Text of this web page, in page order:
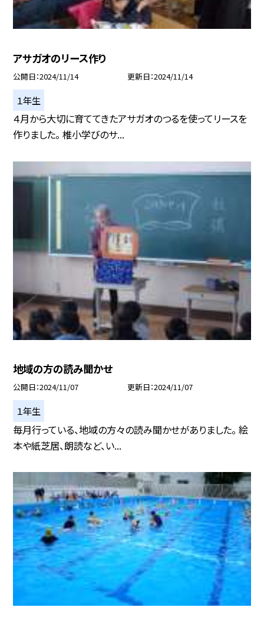
アサガオのリース作り
公開日 2024/11/14 更新日 2024/11/14
１年生
４月から大切に育ててきたアサガオのつるを使ってリースを
作りました。 椎小学びのサ...
地域の方の読み聞かせ
公開日 2024/11/07 更新日 2024/11/07
１年生
毎月行っている、地域の方々の読み聞かせがありました。 絵
本や紙芝居、朗読など、い...